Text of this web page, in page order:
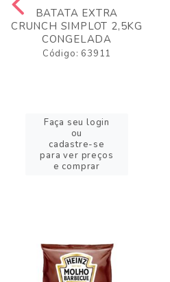
BATATA EXTRA
CRUNCH SIMPLOT 2,5KG
CONGELADA
Código: 63911
Faça seu login
ou
cadastre-se
para ver preços
e comprar